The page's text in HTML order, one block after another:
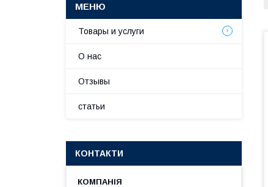
Товары и услуги
О нас
Отзывы
статьи
КОНТАКТИ